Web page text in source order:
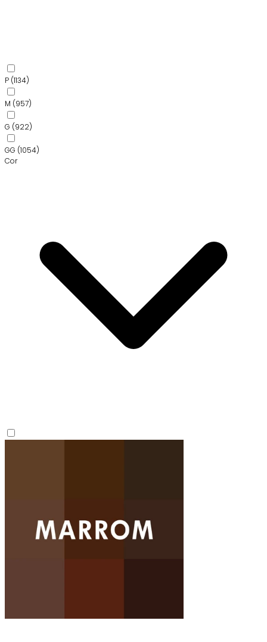
P (1134)
M (957)
G (922)
GG (1054)
Cor